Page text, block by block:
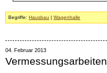
Begriffe: Hausbau |Wagenhalle
04. Februar 2013
Vermessungsarbeiten